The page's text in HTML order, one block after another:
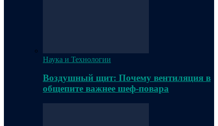
Наука и Технологии
Воздушный щит: Почему вентиляция в
общепите важнее шеф-повара